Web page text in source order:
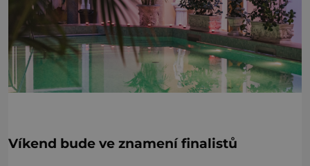
Víkend bude ve znamení finalistů